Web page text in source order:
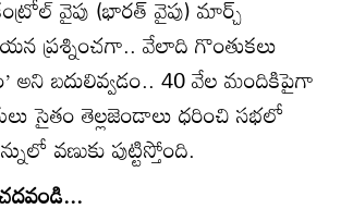
వైపు (భారత్‌ వైపు) మార్చ్‌
ప్రశ్నించగా.. వేలాది గొంతుకలు
అని బదులివ్వడం.. 40 వేల మందికిపైగా
సైతం తెల్లజెండాలు ధరించి సభలో
వణుకు పుట్టిస్తోంది.